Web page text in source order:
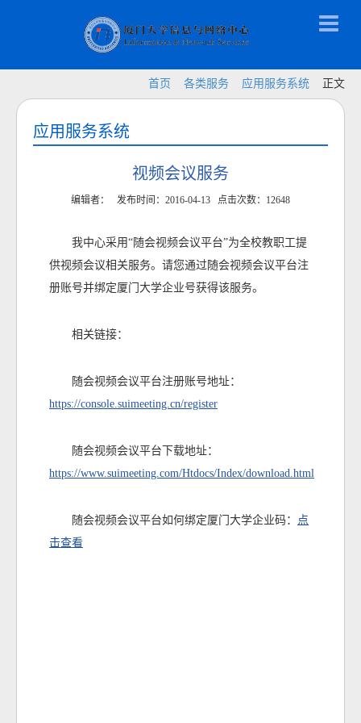
首页 各类服务 应用服务系统 正文
应用服务系统
视频会议服务
编辑者： 发布时间：2016-04-13 点击次数： 12648
我中心采用“随会视频会议平台”为全校教职工提
供视频会议相关服务。请您通过随会视频会议平台注
册账号并绑定厦门大学企业号获得该服务。
相关链接：
随会视频会议平台注册账号地址：
https://console.suimeeting.cn/register
随会视频会议平台下载地址：
https://www.suimeeting.com/Htdocs/Index/download.html
随会视频会议平台如何绑定厦门大学企业码：
点
击查看